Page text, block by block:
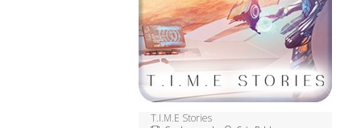
T.I.M.E Stories